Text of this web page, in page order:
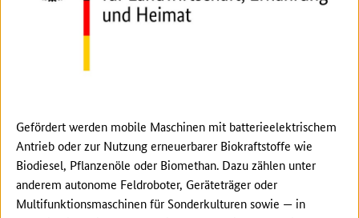
Gefördert werden mobile Maschinen mit batterieelektrischem
Antrieb oder zur Nutzung erneuerbarer Biokraftstoffe wie
Biodiesel, Pflanzenöle oder Biomethan. Dazu zählen unter
anderem autonome Feldroboter, Geräteträger oder
Multifunktionsmaschinen für Sonderkulturen sowie — in